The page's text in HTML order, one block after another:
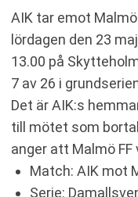
AIK tar emot
lördagen den 23
13.00 på
7 av 26 i
Det är AIK:s
till mötet som
anger att Malmö
Match: AIK mot
Serie: